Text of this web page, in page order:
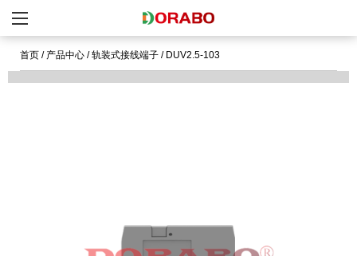
首页 / 产品中心 /轨装式接线端子 / DUV2.5-103